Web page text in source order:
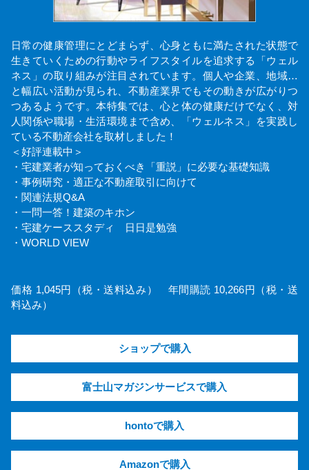
日常の健康管理にとどまらず、心身ともに満たされた状態で
生きていくための行動やライフスタイルを追求する「ウェル
ネス」の取り組みが注目されています。個人や企業、地域…
と幅広い活動が見られ、不動産業界でもその動きが広がりつ
つあるようです。本特集では、心と体の健康だけでなく、対
人関係や職場・生活環境まで含め、「ウェルネス」を実践し
ている不動産会社を取材しました！
＜好評連載中＞
・宅建業者が知っておくべき「重説」に必要な基礎知識
・事例研究・適正な不動産取引に向けて
・関連法規Q&A
・一問一答！建築のキホン
・宅建ケーススタディ 日日是勉強
・WORLD VIEW
価格 1,045円（税・送料込み） 年間購読 10,266円（税・送
料込み）
ショップで購入
富士山マガジンサービスで購入
hontoで購入
Amazonで購入